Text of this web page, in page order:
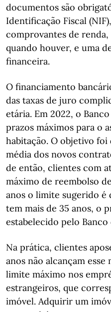
documentos são
Identificação Fiscal
comprovantes de
quando houver, e uma
financeira.
O financiamento
das taxas de juro
etária. Em 2022, o
prazos máximos para o
habitação. O objetivo
média dos novos
de então, clientes com
máximo de reembolso
anos o limite sugerido é
tem mais de 35 anos, o
estabelecido pelo
Na prática, clientes
anos não alcançam
limite máximo nos
estrangeiros, que
imóvel. Adquirir um